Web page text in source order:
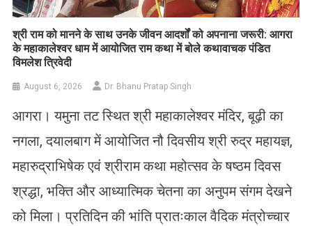
​श्री राम को मानने के साथ उनके जीवन आदर्शों को अपनाना जरूरी: आगरा
के महाकालेश्वर धाम में आयोजित राम कथा में बोले कथावाचक पंडित
विमलेश त्रिवेदी
August 6, 2026 Dr. Bhanu Pratap Singh
आगरा। यमुना तट स्थित श्री महाकालेश्वर मंदिर, बूढ़ी का
नगला, दयालबाग में आयोजित नौ दिवसीय श्री रुद्र महायज्ञ,
महारुद्राभिषेक एवं श्रीराम कथा महोत्सव के षष्ठम दिवस
श्रद्धा, भक्ति और आध्यात्मिक चेतना का अनुपम संगम देखने
को मिला। प्रतिदिन की भांति प्रातःकाल वैदिक मंत्रोच्चार